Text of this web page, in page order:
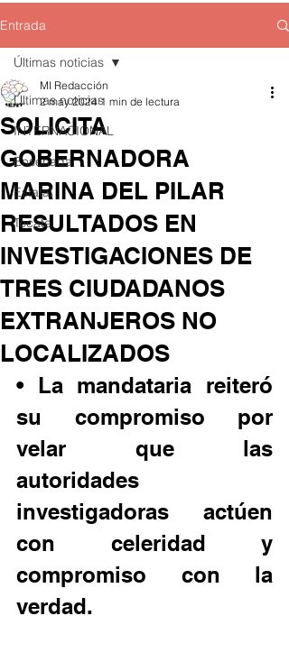
Entrada
Últimas noticias
INTERNACIONAL
Ensenada
Estatal
Tecate
Últimas noticias
SOLICITA
GOBERNADORA
MARINA DEL PILAR
RESULTADOS EN
INVESTIGACIONES DE
TRES CIUDADANOS
EXTRANJEROS NO
LOCALIZADOS
MI Redacción
2 may 2024 1 min de lectura
• La mandataria reiteró
su compromiso por
velar que las
autoridades
investigadoras actúen
con celeridad y
compromiso con la
verdad.